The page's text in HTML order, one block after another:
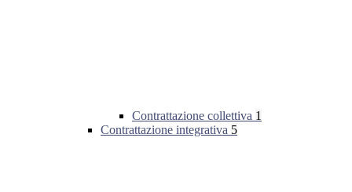
Contrattazione collettiva 1
Contrattazione integrativa 5